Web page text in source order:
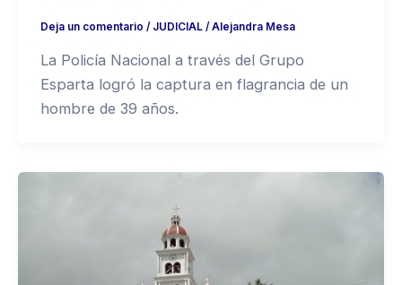
Deja un comentario / JUDICIAL/ Alejandra Mesa
La Policía Nacional a través del Grupo
Esparta logró la captura en flagrancia de un
hombre de 39 años.